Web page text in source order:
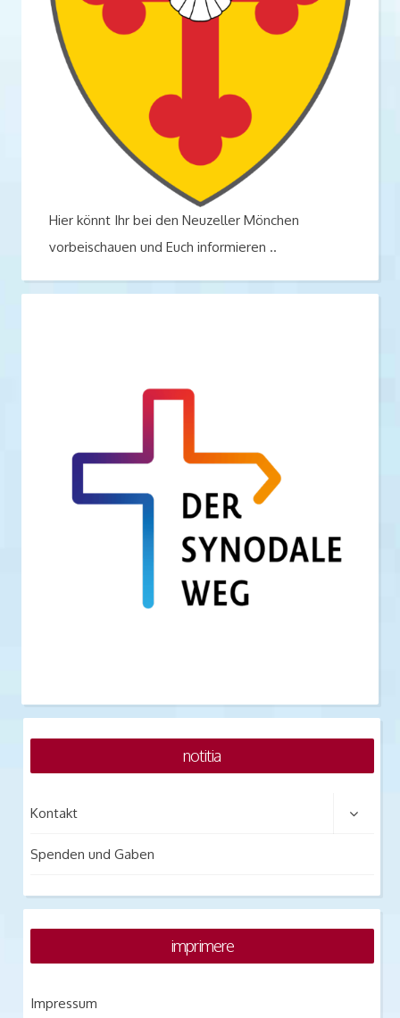
Hier könnt Ihr bei den Neuzeller Mönchen
vorbeischauen und Euch informieren ..
notitia
Kontakt
Spenden und Gaben
imprimere
Impressum